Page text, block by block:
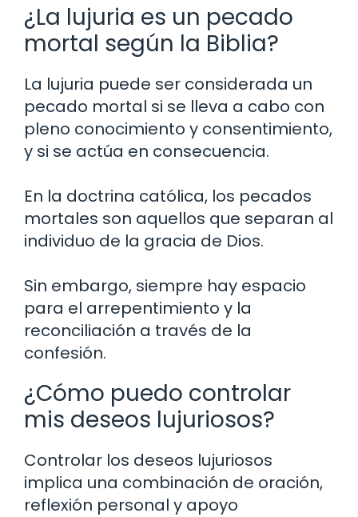
¿La lujuria es un pecado
mortal según la Biblia?
La lujuria puede ser considerada un
pecado mortal si se lleva a cabo con
pleno conocimiento y consentimiento,
y si se actúa en consecuencia.
En la doctrina católica, los pecados
mortales son aquellos que separan al
individuo de la gracia de Dios.
Sin embargo, siempre hay espacio
para el arrepentimiento y la
reconciliación a través de la
confesión.
¿Cómo puedo controlar
mis deseos lujuriosos?
Controlar los deseos lujuriosos
implica una combinación de oración,
reflexión personal y apoyo